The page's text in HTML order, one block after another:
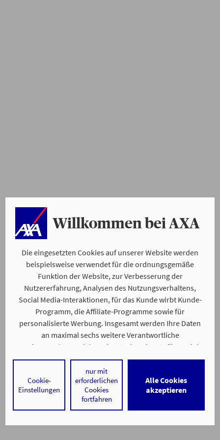
Willkommen bei AXA
Die eingesetzten Cookies auf unserer Website werden
beispielsweise verwendet für die ordnungsgemäße
Funktion der Website, zur Verbesserung der
Nutzererfahrung, Analysen des Nutzungsverhaltens,
Social Media-Interaktionen, für das Kunde wirbt Kunde-
Programm, die Affiliate-Programme sowie für
personalisierte Werbung. Insgesamt werden Ihre Daten
an maximal sechs weitere Verantwortliche
weitergegeben. Bei dem Einsatz der Dienste für Social
Media-Interaktionen und personalisierte Werbung
werden regelmäßig durch den jeweiligen Anbieter
individuelle Profile angelegt und mit Daten von anderen
Webseiten zu umfassenden Nutzungsprofilen von Ihnen
Alle Cookies
akzeptieren
nur mit
erforderlichen
Cookies
fortfahren
Cookie-
Einstellungen